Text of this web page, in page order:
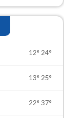
12° 24°
13° 25°
22° 37°